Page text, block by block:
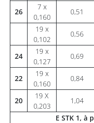
26
7 x
0,160
0,51
19 x
0,102
0,56
24
19 x
0,127
0,69
22
19 x
0,160
0,84
20
19 X
0,203
1,04
E STK 1, à